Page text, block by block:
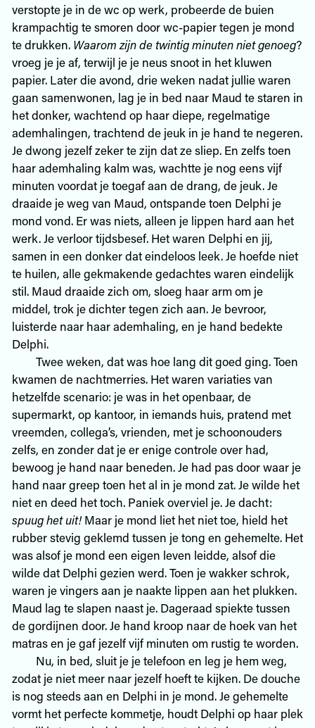
verstopte je in de wc op werk, probeerde de buien
krampachtig te smoren door wc-papier tegen je mond
te drukken. Waarom zijn de twintig minuten niet genoeg?
vroeg je je af, terwijl je je neus snoot in het kluwen
papier. Later die avond, drie weken nadat jullie waren
gaan samenwonen, lag je in bed naar Maud te staren in
het donker, wachtend op haar diepe, regelmatige
ademhalingen, trachtend de jeuk in je hand te negeren.
Je dwong jezelf zeker te zijn dat ze sliep. En zelfs toen
haar ademhaling kalm was, wachtte je nog eens vijf
minuten voordat je toegaf aan de drang, de jeuk. Je
draaide je weg van Maud, ontspande toen Delphi je
mond vond. Er was niets, alleen je lippen hard aan het
werk. Je verloor tijdsbesef. Het waren Delphi en jij,
samen in een donker dat eindeloos leek. Je hoefde niet
te huilen, alle gekmakende gedachtes waren eindelijk
stil. Maud draaide zich om, sloeg haar arm om je
middel, trok je dichter tegen zich aan. Je bevroor,
luisterde naar haar ademhaling, en je hand bedekte
Delphi.
Twee weken, dat was hoe lang dit goed ging. Toen
kwamen de nachtmerries. Het waren variaties van
hetzelfde scenario: je was in het openbaar, de
supermarkt, op kantoor, in iemands huis, pratend met
vreemden, collega’s, vrienden, met je schoonouders
zelfs, en zonder dat je er enige controle over had,
bewoog je hand naar beneden. Je had pas door waar je
hand naar greep toen het al in je mond zat. Je wilde het
niet en deed het toch. Paniek overviel je. Je dacht:
spuug het uit!Maar je mond liet het niet toe, hield het
rubber stevig geklemd tussen je tong en gehemelte. Het
was alsof je mond een eigen leven leidde, alsof die
wilde dat Delphi gezien werd. Toen je wakker schrok,
waren je vingers aan je naakte lippen aan het plukken.
Maud lag te slapen naast je. Dageraad spiekte tussen
de gordijnen door. Je hand kroop naar de hoek van het
matras en je gaf jezelf vijf minuten om rustig te worden.
Nu, in bed, sluit je je telefoon en leg je hem weg,
zodat je niet meer naar jezelf hoeft te kijken. De douche
is nog steeds aan en Delphi in je mond. Je gehemelte
vormt het perfecte kommetje, houdt Delphi op haar plek